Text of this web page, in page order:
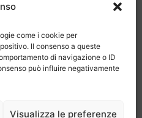
come i cookie per
Il consenso a queste
di navigazione o ID
può influire negativamente
Visualizza le preferenze
Privacy Policy
P.IVA 04651830400